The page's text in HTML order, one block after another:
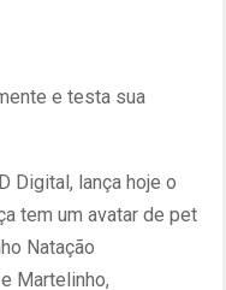
e testa sua
Digital, lança hoje o
tem um avatar de pet
Natação
Martelinho,